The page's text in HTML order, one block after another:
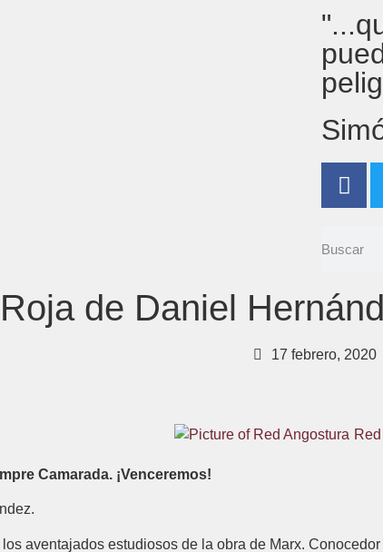
de Daniel
17 febrero, 2020
Camarada. ¡Venceremos!
aventajados estudiosos de la obra de Marx.